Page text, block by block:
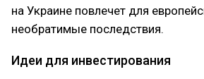
на Украине повлечет для
необратимые последствия.
Идеи для инвестирования